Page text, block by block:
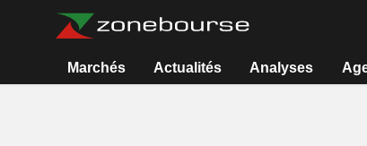
Marchés Actualités Analyses